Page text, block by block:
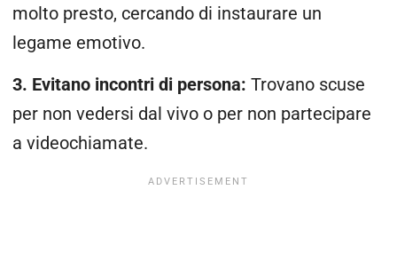
molto presto, cercando di instaurare un
legame emotivo.
3. Evitano incontri di persona: Trovano scuse
per non vedersi dal vivo o per non partecipare
a videochiamate.